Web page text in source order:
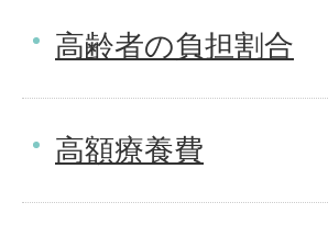
高齢者の負担割合
高額療養費